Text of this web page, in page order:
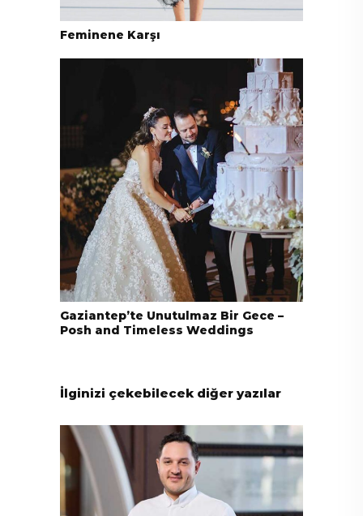
Feminene Karşı
Gaziantep’te Unutulmaz Bir Gece –
Posh and Timeless Weddings
İlginizi çekebilecek diğer yazılar